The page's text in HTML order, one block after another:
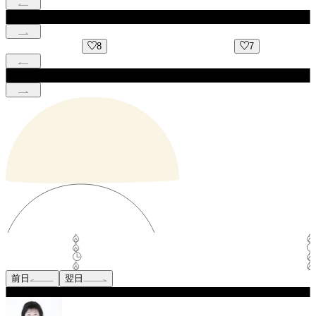
8 7
前日 翌日